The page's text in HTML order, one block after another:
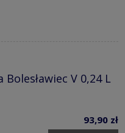
V 0,24 L
93,90 zł